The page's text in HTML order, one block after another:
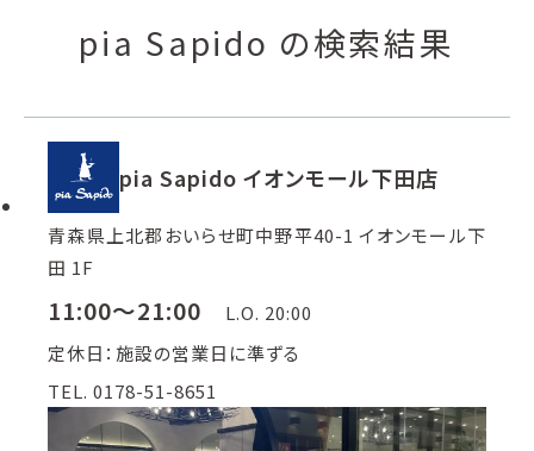
pia Sapido の検索結果
pia Sapido イオンモール下田店
青森県上北郡おいらせ町中野平40-1 イオンモール下
田 1F
11:00～21:00
L.O. 20:00
定休日：施設の営業日に準ずる
TEL. 0178-51-8651